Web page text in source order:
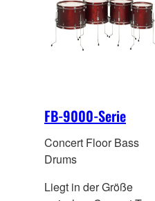
FB-9000-Serie
Concert Floor Bass
Drums
Liegt in der Größe